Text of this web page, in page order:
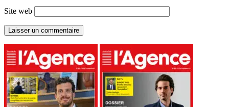
Site web